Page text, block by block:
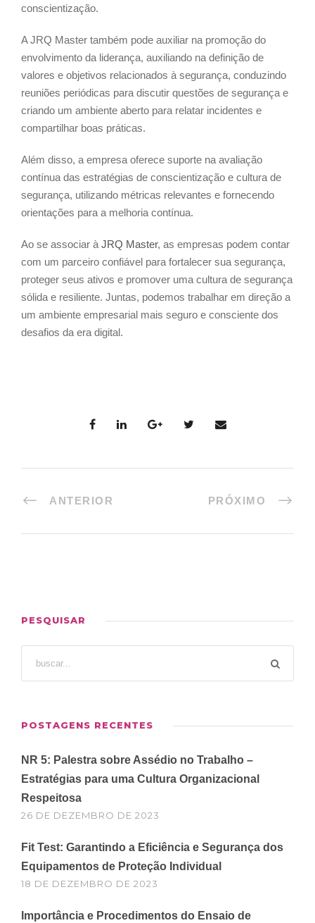
conscientização.
A JRQ Master também pode auxiliar na promoção do
envolvimento da liderança, auxiliando na definição de
valores e objetivos relacionados à segurança, conduzindo
reuniões periódicas para discutir questões de segurança e
criando um ambiente aberto para relatar incidentes e
compartilhar boas práticas.
Além disso, a empresa oferece suporte na avaliação
contínua das estratégias de conscientização e cultura de
segurança, utilizando métricas relevantes e fornecendo
orientações para a melhoria contínua.
Ao se associar à JRQ Master, as empresas podem contar
com um parceiro confiável para fortalecer sua segurança,
proteger seus ativos e promover uma cultura de segurança
sólida e resiliente. Juntas, podemos trabalhar em direção a
um ambiente empresarial mais seguro e consciente dos
desafios da era digital.
ANTERIOR PRÓXIMO
PESQUISAR
POSTAGENS RECENTES
NR 5: Palestra sobre Assédio no Trabalho –
Estratégias para uma Cultura Organizacional
Respeitosa
26 DE DEZEMBRO DE 2023
Fit Test: Garantindo a Eficiência e Segurança dos
Equipamentos de Proteção Individual
18 DE DEZEMBRO DE 2023
Importância e Procedimentos do Ensaio de